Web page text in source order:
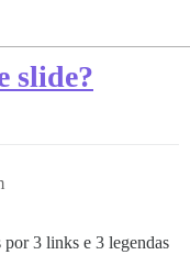
slide?
por 3 links e 3 legendas